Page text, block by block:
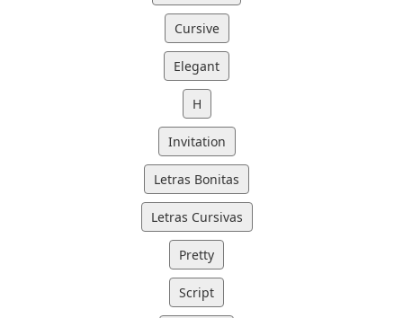
Cursive
Elegant
H
Invitation
Letras Bonitas
Letras Cursivas
Pretty
Script